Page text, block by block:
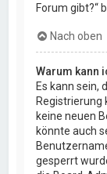
Forum gibt?“
Nach oben
Warum kann
Es kann sein,
Registrierung
keine neuen
könnte auch
gesperrt